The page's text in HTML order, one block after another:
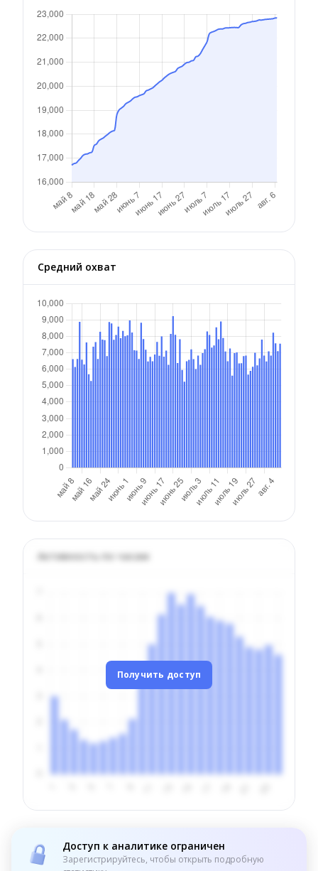
Средний охват
Активность по часам
Получить доступ
Доступ к аналитике ограничен
Зарегистрируйтесь, чтобы открыть подробную